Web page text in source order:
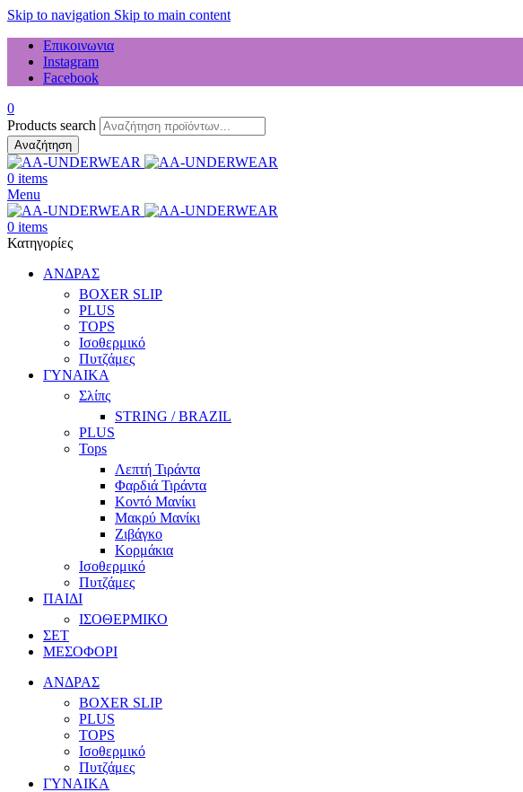
Skip to navigation Skip to main content
Επικοινωνια
Instagram
Facebook
0
Products search
Αναζήτηση
0 items
Menu
0 items
Κατηγορίες
ΑΝΔΡΑΣ
BOXER SLIP
PLUS
TOPS
Ισοθερμικό
Πυτζάμες
ΓΥΝΑΙΚΑ
Σλίπς
STRING / BRAZIL
PLUS
Tops
Λεπτή Τιράντα
Φαρδιά Τιράντα
Κοντό Μανίκι
Μακρύ Μανίκι
Ζιβάγκο
Κορμάκια
Ισοθερμικό
Πυτζάμες
ΠΑΙΔΙ
ΙΣΟΘΕΡΜΙΚΟ
ΣΕΤ
ΜΕΣΟΦΟΡΙ
ΑΝΔΡΑΣ
BOXER SLIP
PLUS
TOPS
Ισοθερμικό
Πυτζάμες
ΓΥΝΑΙΚΑ